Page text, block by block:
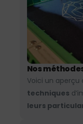
Nos
Voici un
techniques
leurs